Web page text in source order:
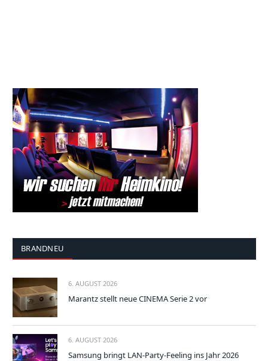
BRANDNEU
6. AUGUST 2026
Marantz stellt neue CINEMA Serie 2 vor
6. AUGUST 2026
Samsung bringt LAN-Party-Feeling ins Jahr 2026